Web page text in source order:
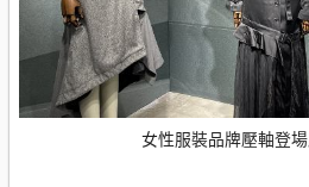
女性服裝品牌壓軸登